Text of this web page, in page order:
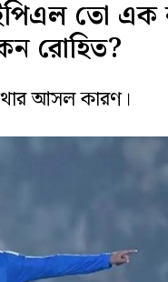
তো এক
রোহিত?
আসল কারণ।